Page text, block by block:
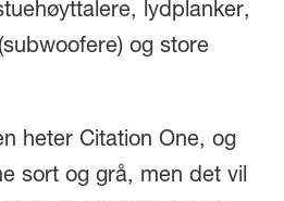
lydplanker,
og store
heter Citation One, og
sort og grå, men det vil